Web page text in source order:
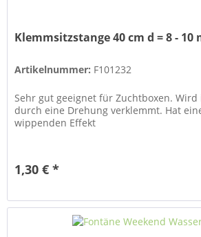
Klemmsitzstange 40 cm d = 8 - 10
Artikelnummer: F101232
Sehr gut geeignet für Zuchtboxen.
durch eine Drehung verklemmt. Hat
wippenden Effekt
1,30 € *